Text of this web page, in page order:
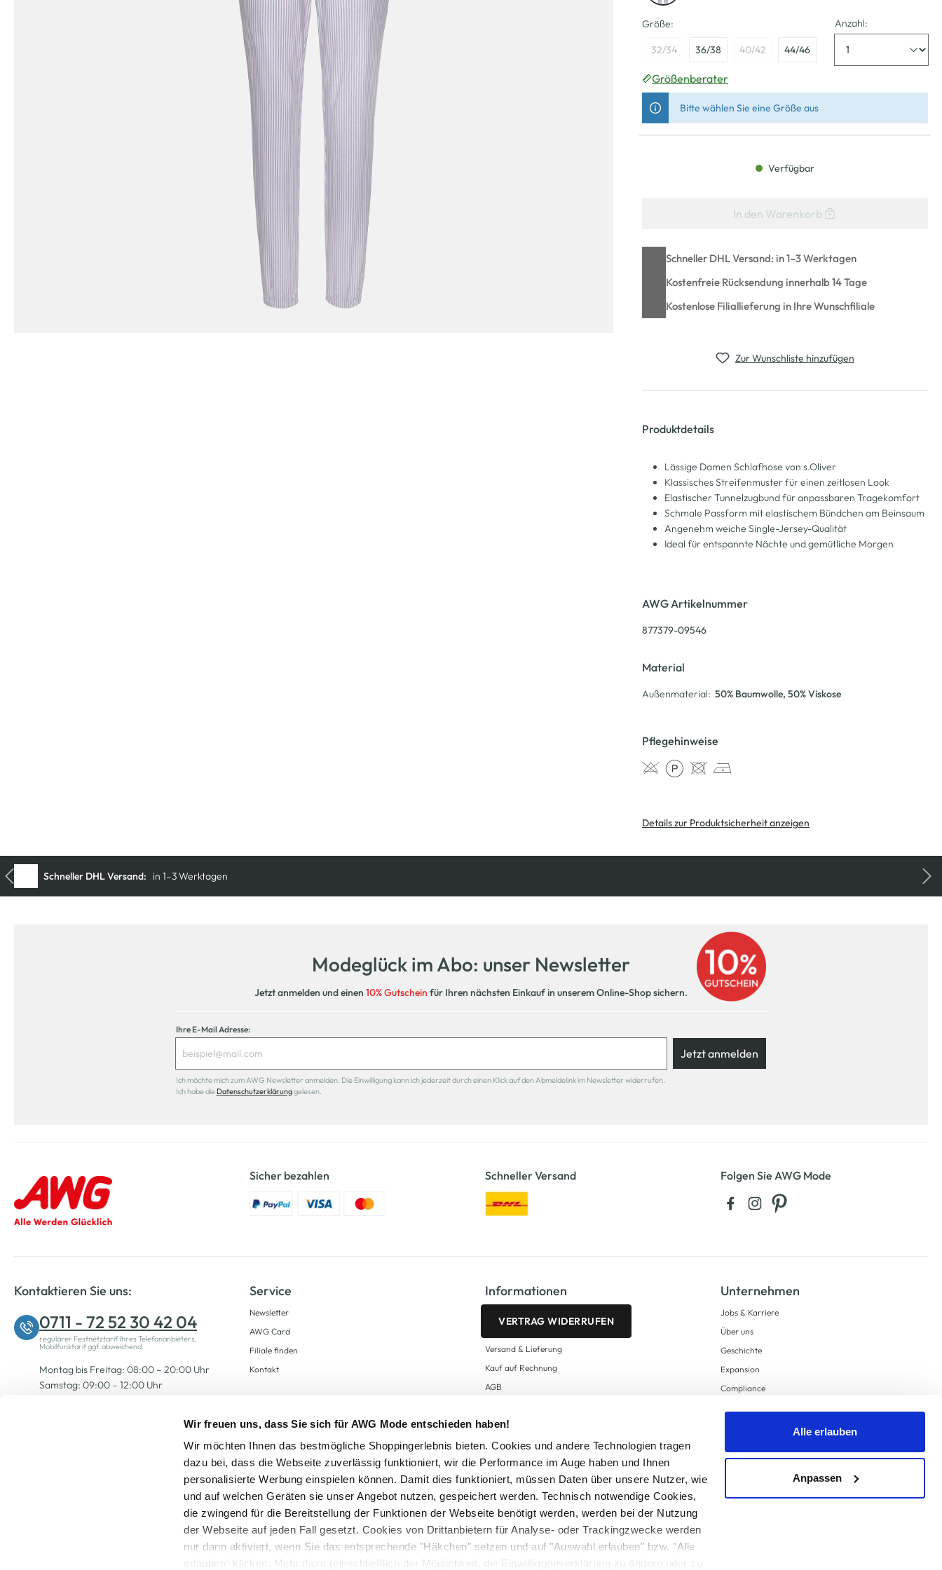
Wir freuen uns, dass Sie sich für AWG Mode entschieden haben!
Wir möchten Ihnen das bestmögliche Shoppingerlebnis bieten. Cookies und andere Technologien tragen
dazu bei, dass die Webseite zuverlässig funktioniert, wir die Performance im Auge haben und Ihnen
personalisierte Werbung einspielen können. Damit dies funktioniert, müssen Daten über unsere Nutzer, wie
und auf welchen Geräten sie unser Angebot nutzen, gespeichert werden. Technisch notwendige Cookies,
die zwingend für die Bereitstellung der Funktionen der Webseite benötigt werden, werden bei der Nutzung
der Webseite auf jeden Fall gesetzt. Cookies von Drittanbietern für Analyse- oder Trackingzwecke werden
nur dann aktiviert, wenn Sie das entsprechende "Häkchen" setzen und auf "Auswahl erlauben" bzw. "Alle
erlauben" klicken. Mehr dazu (einschließlich der Möglichkeit, die Einwilligungserklärung zu ändern oder zu
Alle erlauben
Anpassen
Größe:
32/34 36/38 40/42 44/46
Anzahl:
Größenberater
Bitte wählen Sie eine Größe aus
Verfügbar
In den Warenkorb
Schneller DHL Versand: in 1–3 Werktagen
Kostenfreie Rücksendung innerhalb 14 Tage
Kostenlose Filiallieferung in Ihre Wunschfiliale
Zur Wunschliste hinzufügen
Produktdetails
Lässige Damen Schlafhose von s.Oliver
Klassisches Streifenmuster für einen zeitlosen Look
Elastischer Tunnelzugbund für anpassbaren Tragekomfort
Schmale Passform mit elastischem Bündchen am Beinsaum
Angenehm weiche Single-Jersey-Qualität
Ideal für entspannte Nächte und gemütliche Morgen
AWG Artikelnummer
877379-09546
Material
Außenmaterial: 50% Baumwolle, 50% Viskose
Pflegehinweise
Details zur Produktsicherheit anzeigen
Modeglück im Abo: unser Newsletter
Jetzt anmelden und einen 10% Gutschein für Ihren nächsten Einkauf in unserem Online-Shop sichern.
Ihre E-Mail Adresse:
Jetzt anmelden
Ich möchte mich zum AWG Newsletter anmelden. Die Einwilligung kann ich jederzeit durch einen Klick auf den Abmeldelink im Newsletter widerrufen.
Ich habe die Datenschutzerklärunggelesen.
Sicher bezahlen Schneller Versand Folgen Sie AWG Mode
Kontaktieren Sie uns:
0711 - 72 52 30 42 04
regulärer Festnetztarif Ihres Telefonanbieters,
Mobilfunktarif ggf. abweichend.
Montag bis Freitag: 08:00 – 20:00 Uhr
Samstag: 09:00 – 12:00 Uhr
Service
Newsletter
AWG Card
Filiale finden
Kontakt
Informationen
VERTRAG WIDERRUFEN
Versand & Lieferung
Kauf auf Rechnung
AGB
Zahlungsarten
Datenschutz
AWG CARD Teilnahmebedingungen
Unternehmen
Jobs & Karriere
Über uns
Geschichte
Expansion
Compliance
Supply Chain Due Diligence
Alle Preise inkl. gesetzl. Mehrwertsteuer zzgl.